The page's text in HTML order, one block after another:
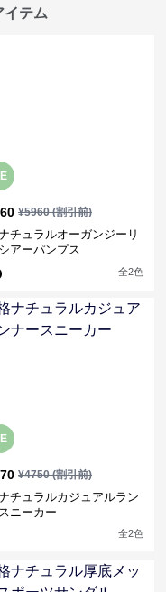
イテム
¥5960(割引前)
チュラルオーガンジーリ
アーパンプス
全2色
¥4750(割引前)
チュラルカジュアルラン
ニーカー
全2色